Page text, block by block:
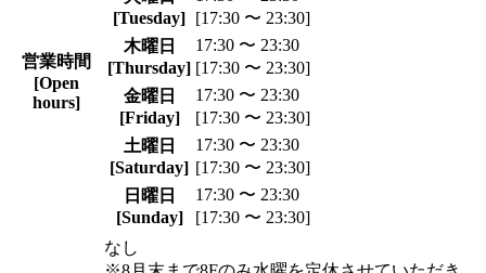
営業時間
[Open
hours]
[Tuesday] [17:30 〜 23:30]
木曜日
[Thursday]
17:30 〜 23:30
[17:30 〜 23:30]
金曜日
[Friday]
17:30 〜 23:30
[17:30 〜 23:30]
土曜日
[Saturday]
17:30 〜 23:30
[17:30 〜 23:30]
日曜日
[Sunday]
17:30 〜 23:30
[17:30 〜 23:30]
なし